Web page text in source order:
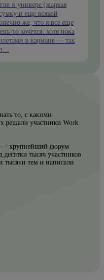
в универе (жаркая
и еще всякой
же, что я все еще
то хочется. хотя пока
в кармане — так
то, с какими
решали участники Work
— крупнейший форум
тысяч участников
тем и написали